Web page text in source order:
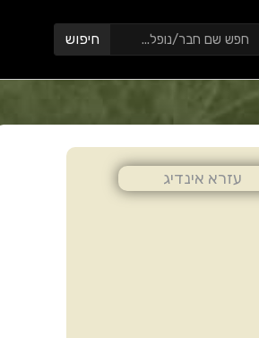
חיפוש חיפוש